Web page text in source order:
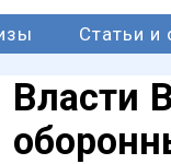
Статьи и
Власти